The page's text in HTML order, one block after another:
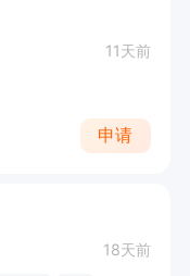
11天前
申请
18天前